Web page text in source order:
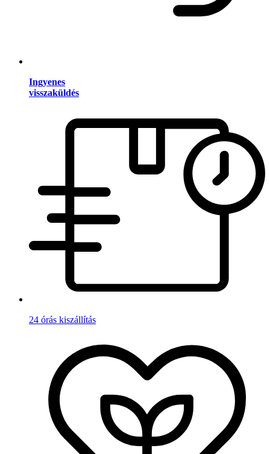
Ingyenes
visszaküldés
24 órás kiszállítás